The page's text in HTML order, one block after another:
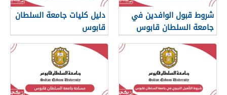
شروط قبول الوافدين في
جامعة السلطان قابوس
دليل كليات جامعة السلطان
قابوس